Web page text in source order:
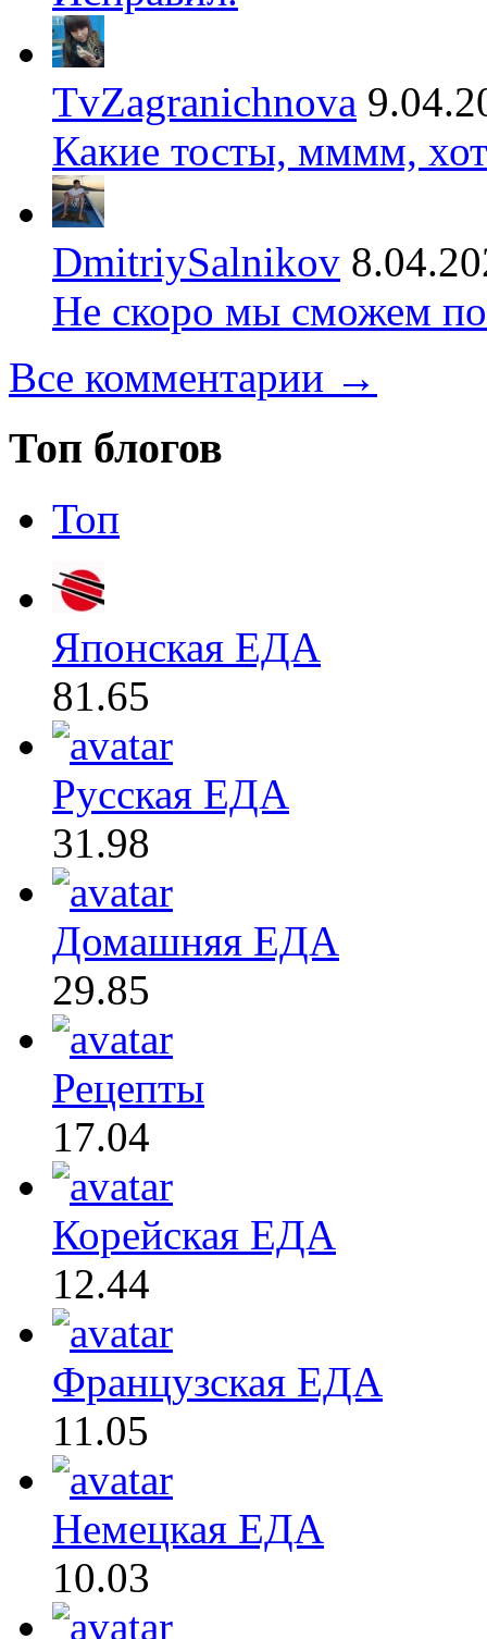
TvZagranichnova
Какие тосты, мммм,
DmitriySalnikov
Не скоро мы сможем
Все комментарии →
Топ блогов
Топ
Японская ЕДА
81.65
Русская ЕДА
31.98
Домашняя ЕДА
29.85
Рецепты
17.04
Корейская ЕДА
12.44
Французская ЕДА
11.05
Немецкая ЕДА
10.03